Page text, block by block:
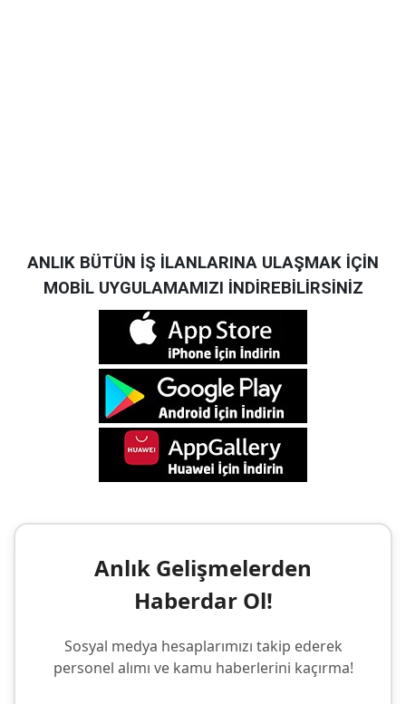
ANLIK BÜTÜN İŞ İLANLARINA ULAŞMAK İÇİN
MOBİL UYGULAMAMIZI İNDİREBİLİRSİNİZ
Anlık Gelişmelerden
Haberdar Ol!
Sosyal medya hesaplarımızı takip ederek
personel alımı ve kamu haberlerini kaçırma!